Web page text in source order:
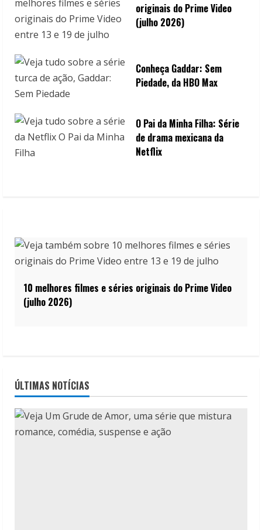
originais do Prime Video
(julho 2026)
Conheça Gaddar: Sem
Piedade, da HBO Max
O Pai da Minha Filha: Série
de drama mexicana da
Netflix
10 melhores filmes e séries originais do Prime Video
(julho 2026)
ÚLTIMAS NOTÍCIAS